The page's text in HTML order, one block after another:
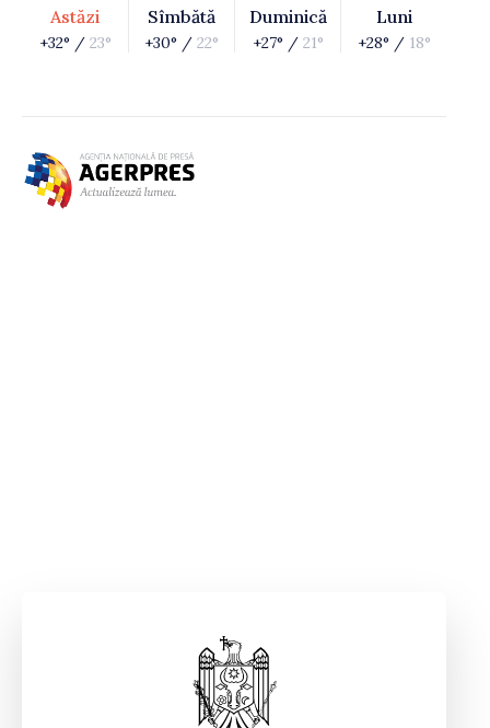
Astăzi
+32° / 23°
Sîmbătă
+30° / 22°
Duminică
+27° / 21°
Luni
+28° / 18°